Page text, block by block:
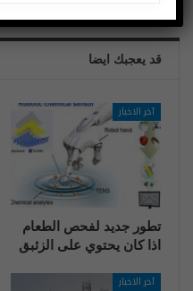
قد يعجبك ايضا
آخر الاخبار
تطور جديد لفحص الطعام
اذا كان يحتوي على الزئبق
آخر الاخبار